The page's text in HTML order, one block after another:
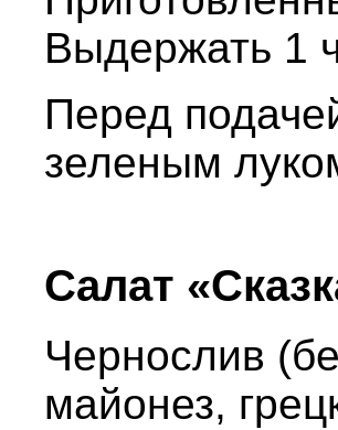
Выдержать 1
Перед
зеленым
Салат
Чернослив
майонез,